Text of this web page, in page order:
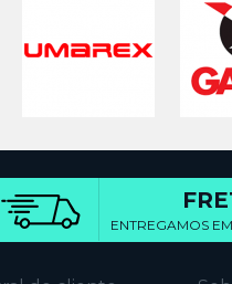
ENTREGAMOS EM